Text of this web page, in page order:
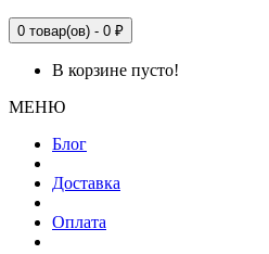
0 товар(ов) - 0 ₽
В корзине пусто!
МЕНЮ
Блог
Доставка
Оплата